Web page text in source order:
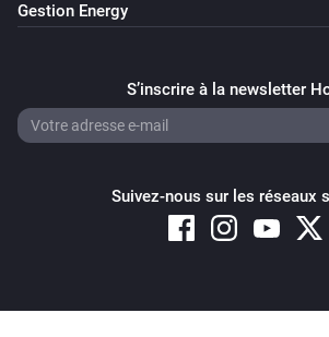
Gestion Energy
S’inscrire à la newsletter
Suivez-nous sur les réseaux